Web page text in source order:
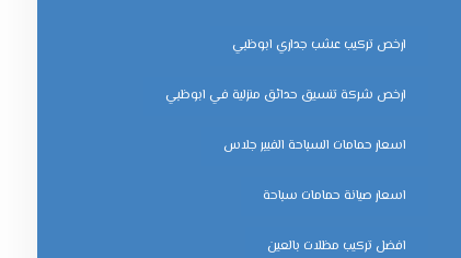
ارخص تركيب عشب جداري ابوظبي
ارخص شركة تنسيق حدائق منزلية في ابوظبي
اسعار حمامات السباحة الفيبر جلاس
اسعار صيانة حمامات سباحة
افضل تركيب مظلات بالعين